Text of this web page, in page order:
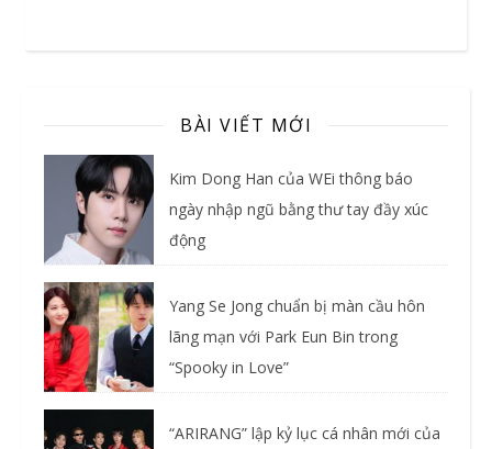
BÀI VIẾT MỚI
Kim Dong Han của WEi thông báo
ngày nhập ngũ bằng thư tay đầy xúc
động
Yang Se Jong chuẩn bị màn cầu hôn
lãng mạn với Park Eun Bin trong
“Spooky in Love”
“ARIRANG” lập kỷ lục cá nhân mới của